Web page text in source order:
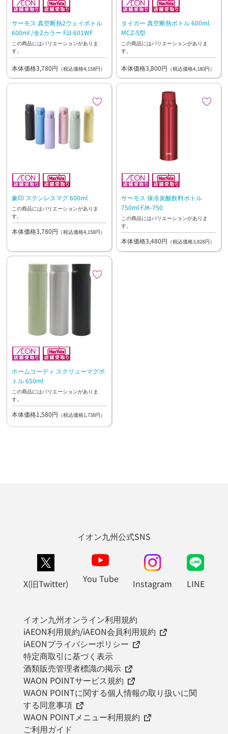
サーモス 真空断熱2ウェイボトル
600ml /全2カラー FJJ-601WF
この商品にはバリエーションがありま
す。
本体価格3,780円 （税込価格4,158円）
タイガー 真空断熱ボトル 600ml
MCZ-S型
この商品にはバリエーションがありま
す。
本体価格3,800円 （税込価格4,180円）
象印 ステンレスマグ 600ml
この商品にはバリエーションがありま
す。
本体価格3,780円 （税込価格4,158円）
サーモス 保冷炭酸飲料ボトル
750ml FJK-750
この商品にはバリエーションがありま
す。
本体価格3,480円 （税込価格3,828円）
ホームコーディ スクリューマグボ
トル 650ml
この商品にはバリエーションがありま
す。
本体価格1,580円 （税込価格1,738円）
イオン九州公式SNS
X(旧Twitter) You Tube Instagram LINE
イオン九州オンライン利用規約
iAEON利用規約/iAEON会員利用規約
iAEONプライバシーポリシー
特定商取引に基づく表示
酒類販売管理者標識の掲示
WAON POINTサービス規約
WAON POINTに関する個人情報の取り扱いに関
する同意事項
WAON POINTメニュー利用規約
ご利用ガイド